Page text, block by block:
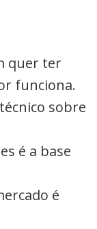
quer ter
funciona.
sobre
é a base
é